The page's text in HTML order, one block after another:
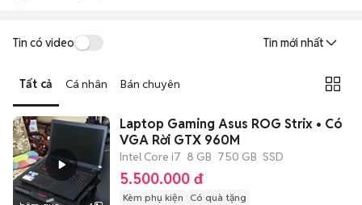
Tin có video Tin mới nhất
Tất cả Cá nhân Bán chuyên
Laptop Gaming Asus ROG Strix • Có
VGA Rời GTX 960M
Intel Core i7 8 GB 750 GB SSD
5.500.000 đ
Kèm phụ kiện Có quà tặng